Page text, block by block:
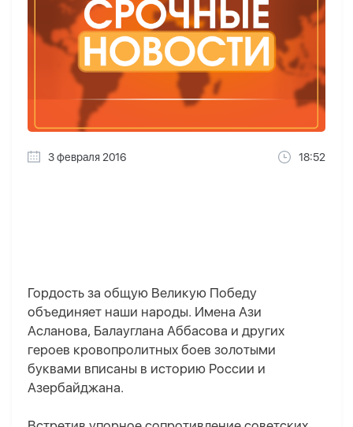
3 февраля 2016 18:52
Гордость за общую Великую Победу
объединяет наши народы. Имена Ази
Асланова, Балауглана Аббасова и других
героев кровопролитных боев золотыми
буквами вписаны в историю России и
Азербайджана.